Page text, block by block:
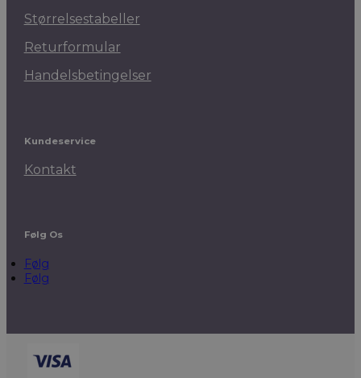
Størrelsestabeller
Returformular
Handelsbetingelser
Kundeservice
Kontakt
Følg Os
Følg
Følg